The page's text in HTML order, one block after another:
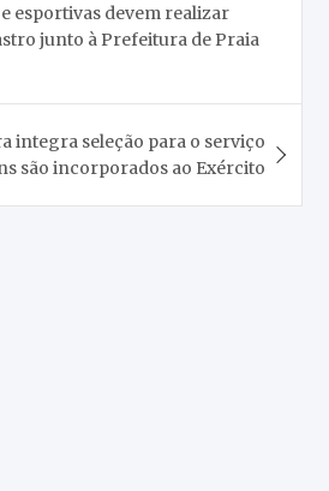
esportivas devem realizar
junto à Prefeitura de Praia
integra seleção para o serviço
são incorporados ao Exército